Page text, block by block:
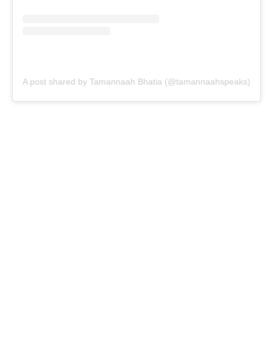
A post shared by Tamannaah Bhatia (@tamannaahspeaks)